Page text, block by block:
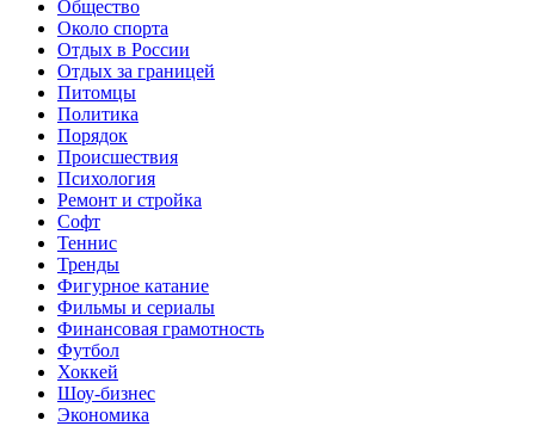
Общество
Около спорта
Отдых в России
Отдых за границей
Питомцы
Политика
Порядок
Происшествия
Психология
Ремонт и стройка
Софт
Теннис
Тренды
Фигурное катание
Фильмы и сериалы
Финансовая грамотность
Футбол
Хоккей
Шоу-бизнес
Экономика